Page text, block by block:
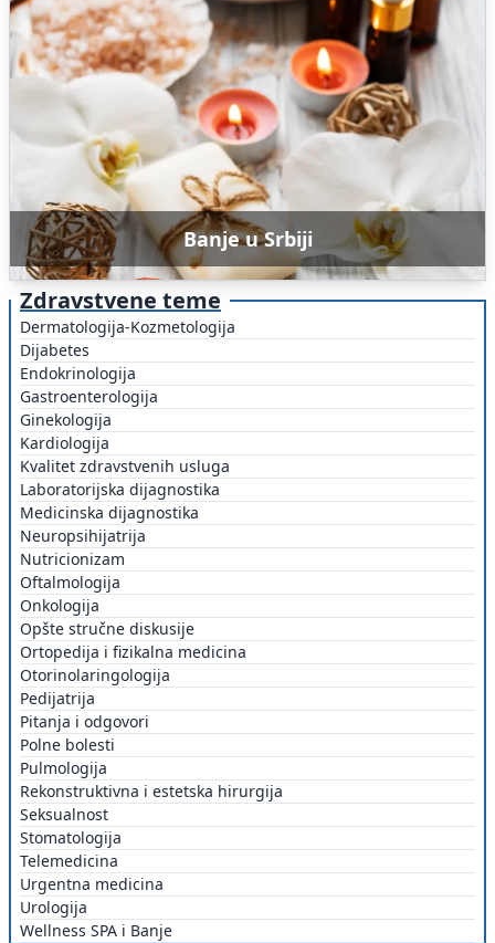
Banje u Srbiji
Zdravstvene teme
Dermatologija-Kozmetologija
Dijabetes
Endokrinologija
Gastroenterologija
Ginekologija
Kardiologija
Kvalitet zdravstvenih usluga
Laboratorijska dijagnostika
Medicinska dijagnostika
Neuropsihijatrija
Nutricionizam
Oftalmologija
Onkologija
Opšte stručne diskusije
Ortopedija i fizikalna medicina
Otorinolaringologija
Pedijatrija
Pitanja i odgovori
Polne bolesti
Pulmologija
Rekonstruktivna i estetska hirurgija
Seksualnost
Stomatologija
Telemedicina
Urgentna medicina
Urologija
Wellness SPA i Banje